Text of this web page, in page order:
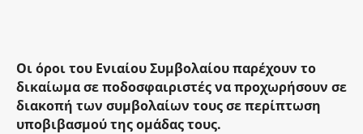
Οι όροι του Ενιαίου Συμβολαίου παρέχουν το
δικαίωμα σε ποδοσφαιριστές να προχωρήσουν σε
διακοπή των συμβολαίων τους σε περίπτωση
υποβιβασμού της ομάδας τους.